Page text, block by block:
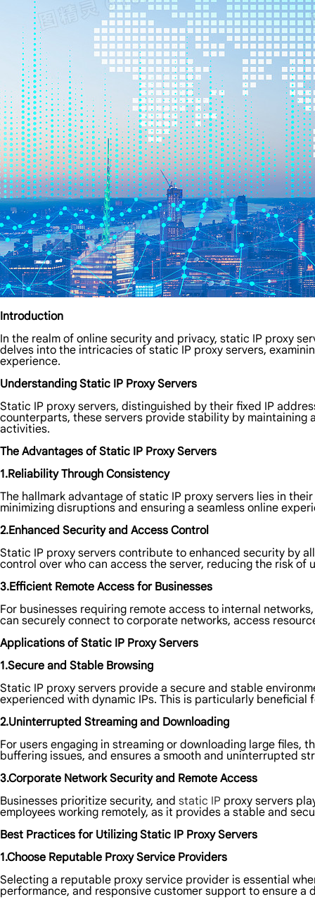
Introduction
In the realm of online security and privacy, static IP proxy
delves into the intricacies of static IP proxy servers,
experience.
Understanding Static IP Proxy Servers
Static IP proxy servers, distinguished by their fixed IP
counterparts, these servers provide stability by maintaining
activities.
The Advantages of Static IP Proxy Servers
1.Reliability Through Consistency
The hallmark advantage of static IP proxy servers lies in
minimizing disruptions and ensuring a seamless online
2.Enhanced Security and Access Control
Static IP proxy servers contribute to enhanced security by
control over who can access the server, reducing the risk
3.Efficient Remote Access for Businesses
For businesses requiring remote access to internal
can securely connect to corporate networks, access
Applications of Static IP Proxy Servers
1.Secure and Stable Browsing
Static IP proxy servers provide a secure and stable
experienced with dynamic IPs. This is particularly
2.Uninterrupted Streaming and Downloading
For users engaging in streaming or downloading large files,
buffering issues, and ensures a smooth and uninterrupted
3.Corporate Network Security and Remote Access
Businesses prioritize security, and static IP proxy servers
employees working remotely, as it provides a stable and
Best Practices for Utilizing Static IP Proxy Servers
1.Choose Reputable Proxy Service Providers
Selecting a reputable proxy service provider is essential
performance, and responsive customer support to ensure a